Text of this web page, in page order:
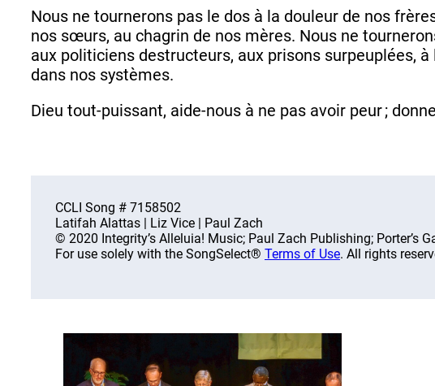
Nous ne tournerons pas le dos à la douleur de nos
nos sœurs, au chagrin de nos mères. Nous ne
aux politiciens destructeurs, aux prisons surpeuplées,
dans nos systèmes.
Dieu tout-puissant, aide-nous à ne pas avoir peur ;
CCLI Song # 7158502
Latifah Alattas | Liz Vice | Paul Zach
© 2020 Integrity’s Alleluia! Music; Paul Zach Publishing; Porter’s
For use solely with the SongSelect® Terms of Use. All rights